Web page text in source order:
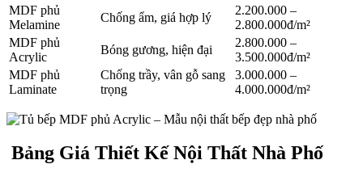
MDF phủ
Melamine
Chống ẩm, giá hợp lý
2.200.000 –
2.800.000đ/m²
MDF phủ
Acrylic
Bóng gương, hiện đại
2.800.000 –
3.500.000đ/m²
MDF phủ
Laminate
Chống trầy, vân gỗ sang
trọng
3.000.000 –
4.000.000đ/m²
Bảng Giá Thiết Kế Nội Thất Nhà Phố